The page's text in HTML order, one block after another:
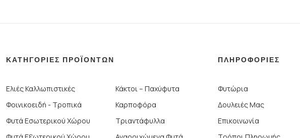
ΚΑΤΗΓΟΡΙΕΣ ΠΡΟΪΟΝΤΩΝ
Ελιές Καλλωπιστικές
Φοινικοειδή - Τροπικά
Φυτά Εσωτερικού Χώρου
Κάκτοι – Παχύφυτα
Καρποφόρα
Τριαντάφυλλα
ΠΛΗΡΟΦΟΡΙΕΣ
Φυτώρια
Δουλειές Μας
Επικοινωνία